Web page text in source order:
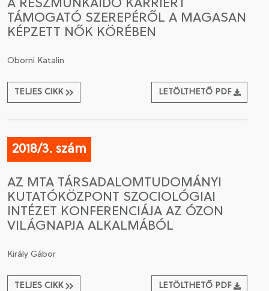
A RÉSZMUNKAIDŐ KARRIERT
TÁMOGATÓ SZEREPÉRŐL A MAGASAN
KÉPZETT NŐK KÖRÉBEN
Oborni Katalin
TELJES CIKK LETÖLTHETŐ PDF
2018/3. szám
AZ MTA TÁRSADALOMTUDOMÁNYI
KUTATÓKÖZPONT SZOCIOLÓGIAI
INTÉZET KONFERENCIÁJA AZ ÓZON
VILÁGNAPJA ALKALMÁBÓL
Király Gábor
TELJES CIKK LETÖLTHETŐ PDF